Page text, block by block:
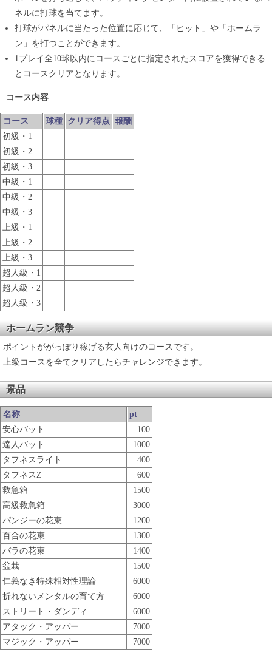
ネルに打球を当てます。
打球がパネルに当たった位置に応じて、「ヒット」や「ホームラ
ン」を打つことができます。
1プレイ全10球以内にコースごとに指定されたスコアを獲得できる
とコースクリアとなります。
コース内容
コース 球種 クリア得点 報酬
初級・1
初級・2
初級・3
中級・1
中級・2
中級・3
上級・1
上級・2
上級・3
超人級・1
超人級・2
超人級・3
ホームラン競争
ポイントががっぽり稼げる玄人向けのコースです。
上級コースを全てクリアしたらチャレンジできます。
景品
名称
pt
安心バット
100
達人バット
1000
タフネスライト
400
タフネスZ
600
救急箱
1500
高級救急箱
3000
パンジーの花束
1200
百合の花束
1300
バラの花束
1400
盆栽
1500
仁義なき特殊相対性理論
6000
折れないメンタルの育て方
6000
ストリート・ダンディ
6000
アタック・アッパー
7000
マジック・アッパー
7000